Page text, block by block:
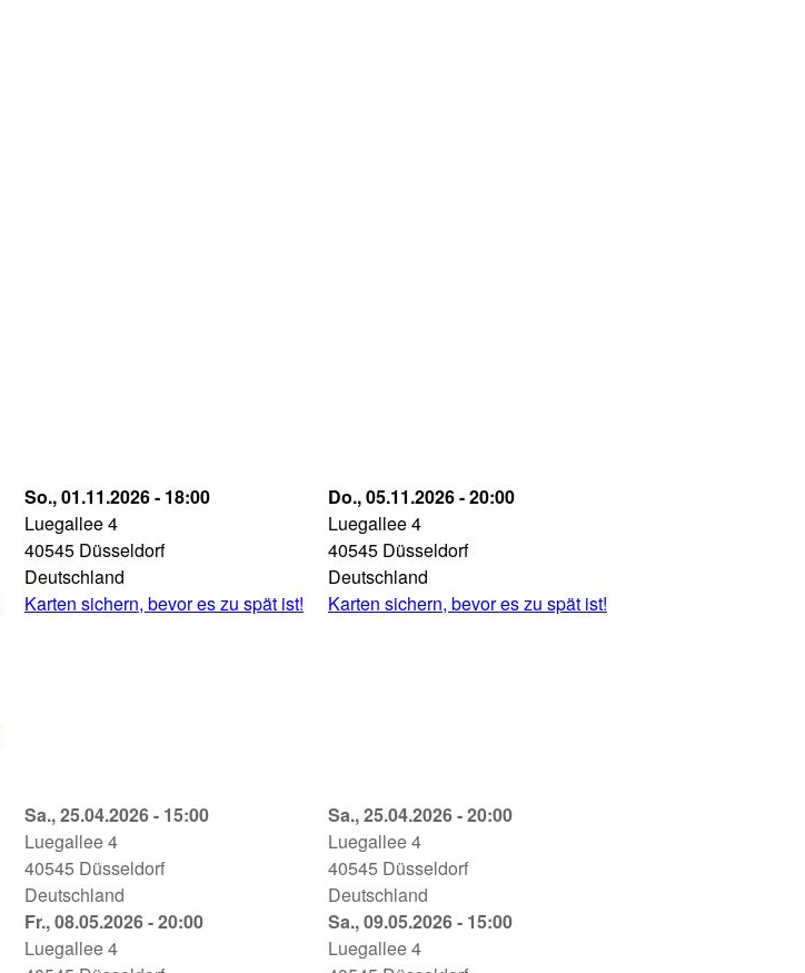
Misery
Theater
an
der
Luegallee
So., 01.11.2026 - 18:00
Luegallee 4
40545 Düsseldorf
Deutschland
Karten sichern, bevor es zu spät ist!
Misery
Theater
an
der
Luegallee
Do., 05.11.2026 - 20:00
Luegallee 4
40545 Düsseldorf
Deutschland
Karten sichern, bevor es zu spät ist!
Misery
Theater
an
der
Luegallee
25.04.2026
Sa., 25.04.2026 - 15:00
Luegallee 4
40545 Düsseldorf
Deutschland
Misery
Theater
an
der
Luegallee
25.04.2026
Sa., 25.04.2026 - 20:00
Luegallee 4
40545 Düsseldorf
Deutschland
Misery
Theater
Fr., 08.05.2026 - 20:00
Luegallee 4
Misery
Theater
Sa., 09.05.2026 - 15:00
Luegallee 4